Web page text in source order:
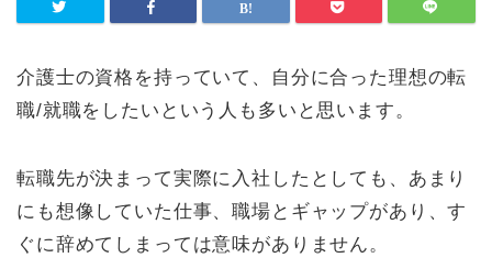
介護士の資格を持っていて、自分に合った理想の転
職/就職をしたいという人も多いと思います。
転職先が決まって実際に入社したとしても、あまり
にも想像していた仕事、職場とギャップがあり、す
ぐに辞めてしまっては意味がありません。